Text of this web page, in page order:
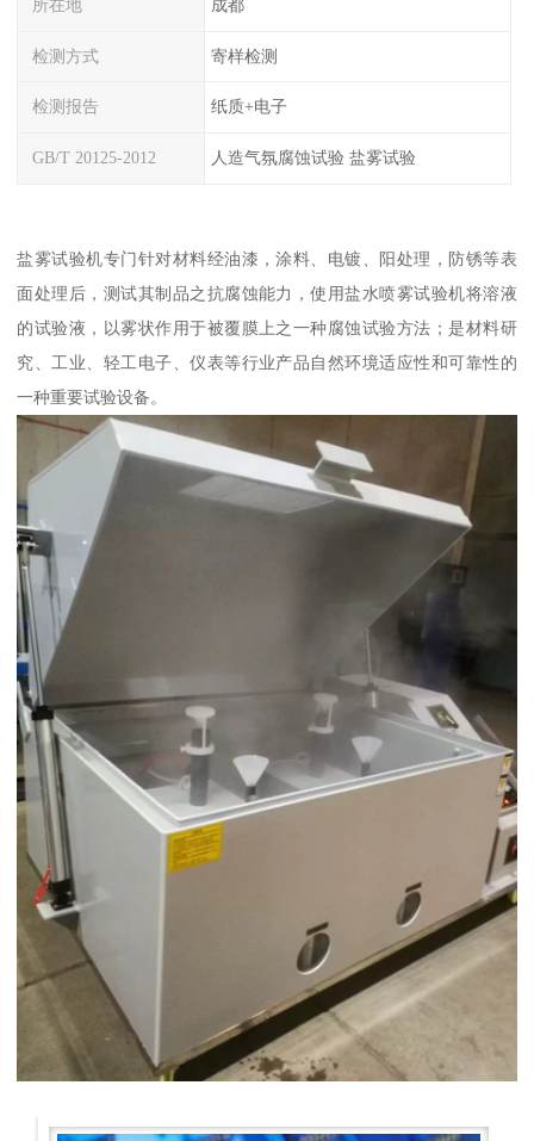
所在地 成都
检测方式 寄样检测
检测报告 纸质+电子
GB/T 20125-2012 人造气氛腐蚀试验 盐雾试验
盐雾试验机专门针对材料经油漆，涂料、电镀、阳处理，防锈等表
面处理后，测试其制品之抗腐蚀能力，使用盐水喷雾试验机将溶液
的试验液，以雾状作用于被覆膜上之一种腐蚀试验方法；是材料研
究、工业、轻工电子、仪表等行业产品自然环境适应性和可靠性的
一种重要试验设备。